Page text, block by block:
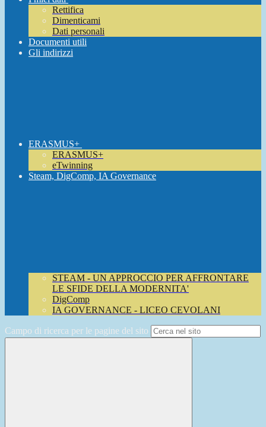
Rettifica
Dimenticami
Dati personali
Documenti utili
Gli indirizzi
ERASMUS+
ERASMUS+
eTwinning
Steam, DigComp, IA Governance
STEAM - UN APPROCCIO PER AFFRONTARE
LE SFIDE DELLA MODERNITA'
DigComp
IA GOVERNANCE - LICEO CEVOLANI
Campo di ricerca per le pagine del sito